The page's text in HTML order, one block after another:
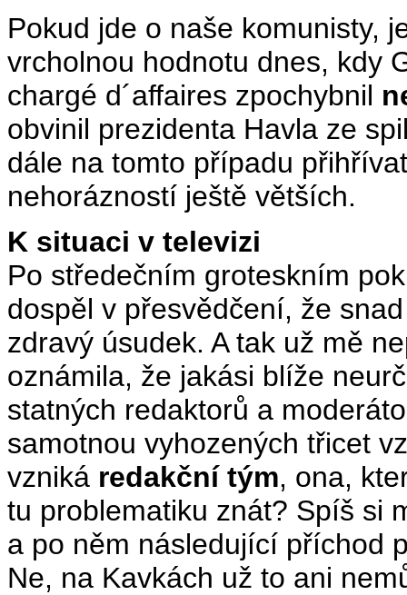
Pokud jde o naše komunisty,
vrcholnou hodnotu dnes, kdy
chargé d´affaires zpochybnil
obvinil prezidenta Havla ze
dále na tomto případu
nehorázností ještě větších.
K situaci v televizi
Po středečním groteskním
dospěl v přesvědčení, že
zdravý úsudek. A tak už mě
oznámila, že jakási blíže
statných redaktorů a
samotnou vyhozených třicet
vzniká redakční tým, ona,
tu problematiku znát? Spíš si
a po něm následující příchod
Ne, na Kavkách už to ani